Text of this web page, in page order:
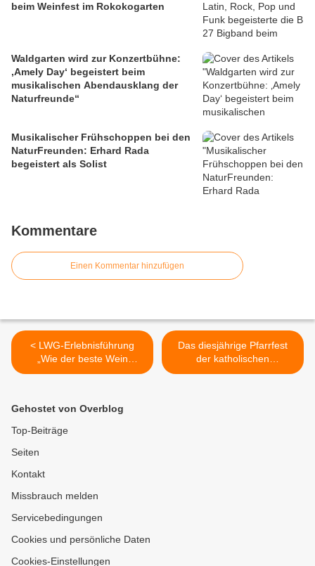
beim Weinfest im Rokokogarten
Waldgarten wird zur Konzertbühne:
‚Amely Day‘ begeistert beim
musikalischen Abendausklang der
Naturfreunde“
Musikalischer Frühschoppen bei den
NaturFreunden: Erhard Rada
begeistert als Solist
Kommentare
Einen Kommentar hinzufügen
< LWG-Erlebnisführung
„Wie der beste Wein
wächst“ am Donnerstag, 1.
Das diesjährige Pfarrfest
der katholischen
Kirchengemeinden in
Gehostet von Overblog
Top-Beiträge
Seiten
Kontakt
Missbrauch melden
Servicebedingungen
Cookies und persönliche Daten
Cookies-Einstellungen